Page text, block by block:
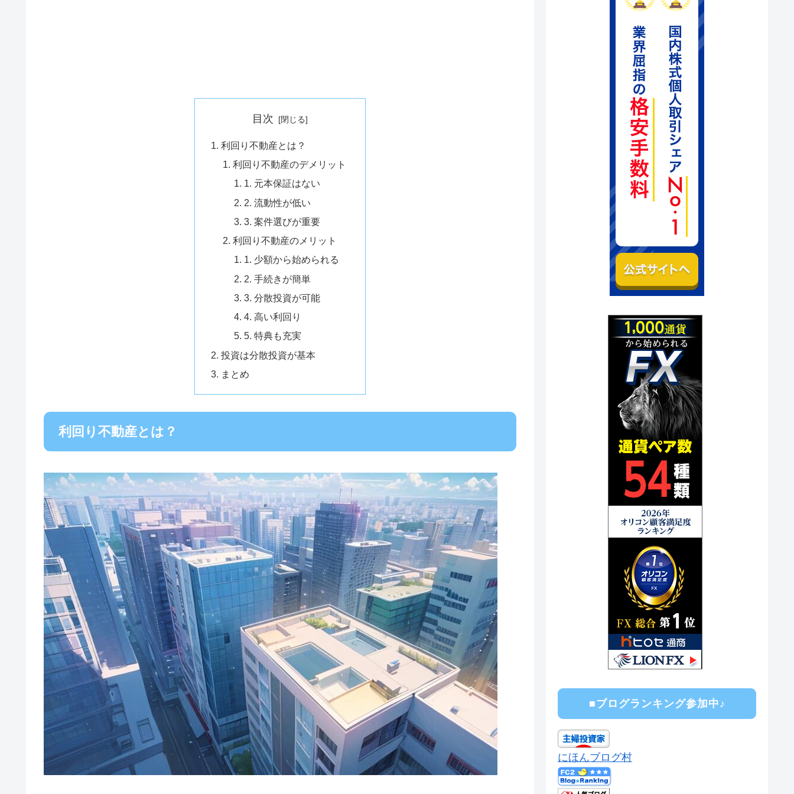
目次
利回り不動産とは？
利回り不動産のデメリット
1. 元本保証はない
2. 流動性が低い
3. 案件選びが重要
利回り不動産のメリット
1. 少額から始められる
2. 手続きが簡単
3. 分散投資が可能
4. 高い利回り
5. 特典も充実
投資は分散投資が基本
まとめ
利回り不動産とは？
■ブログランキング参加中♪
にほんブログ村